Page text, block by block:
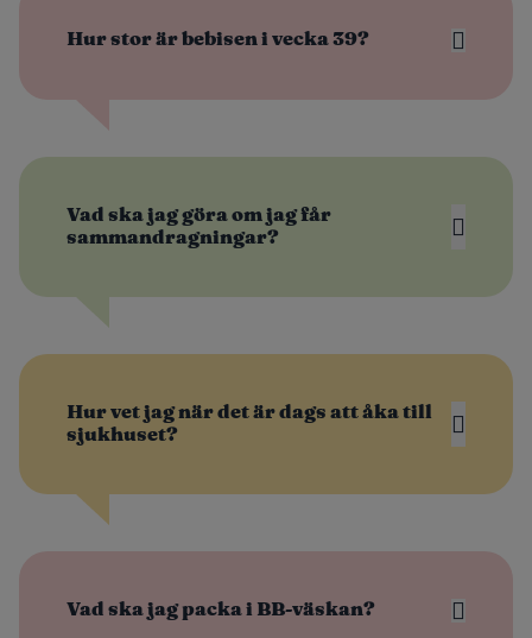
Hur stor är bebisen i vecka 39?
Vad ska jag göra om jag får
sammandragningar?
Hur vet jag när det är dags att åka till
sjukhuset?
Vad ska jag packa i BB-väskan?